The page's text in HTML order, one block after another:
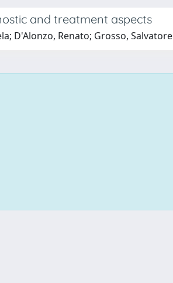
and treatment aspects
D'Alonzo, Renato; Grosso, Salvatore